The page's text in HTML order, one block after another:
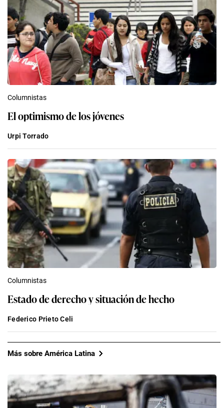
Columnistas
El optimismo de los jóvenes
Urpi Torrado
Columnistas
Estado de derecho y situación de hecho
Federico Prieto Celi
Más sobre América Latina